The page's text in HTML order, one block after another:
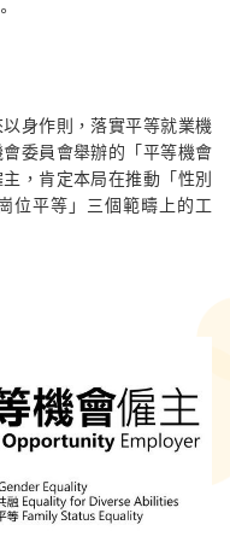
身作則，落實平等就業機
委員會舉辦的「平等機會
，肯定本局在推動「性別
位平等」三個範疇上的工